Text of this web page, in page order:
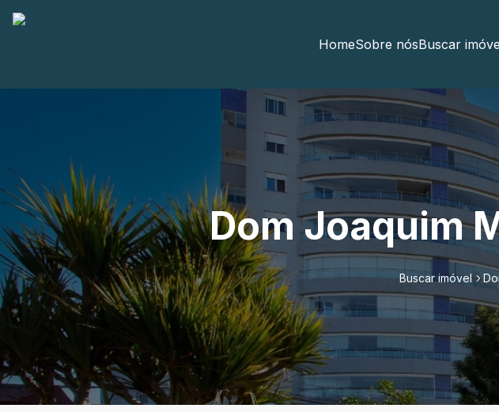
HomeSobre nósBuscar
Dom Joaquim
Buscar imóvel